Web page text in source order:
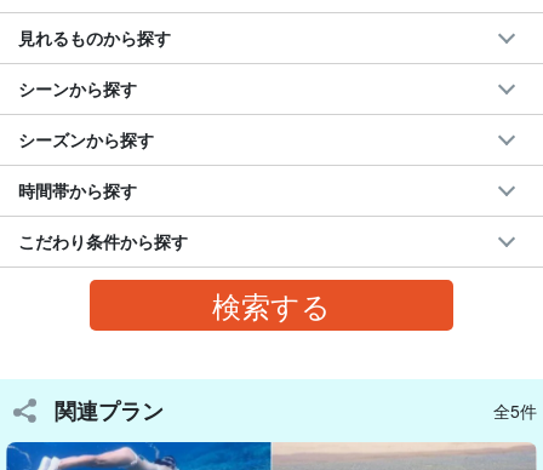
石垣島でも珍しい「ボートを拠点にした」スタイルだから、海の
真ん中でゆったり休憩できるのが魅力♪
見れるものから探す
シーンから探す
シーズンから探す
時間帯から探す
こだわり条件から探す
関連プラン 全5件